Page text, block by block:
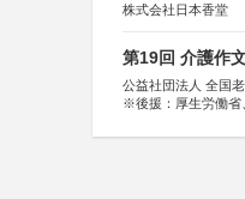
株式会社日本香堂
第19回 介護作
公益社団法人 全国
※後援：厚生労働省